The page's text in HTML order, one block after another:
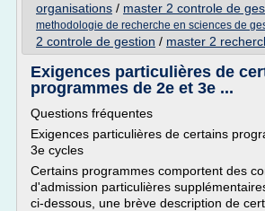
organisations / master 2 controle de
methodologie de recherche en sciences de
2 controle de gestion / master 2
Exigences particulières de
programmes de 2e et 3e ...
Questions fréquentes
Exigences particulières de certains
3e cycles
Certains programmes comportent des
d'admission particulières
ci-dessous, une brève description de